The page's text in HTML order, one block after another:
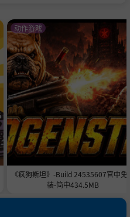
《疯狗斯坦》-Build 24535607官中免
装-简中434.5MB
动作游戏